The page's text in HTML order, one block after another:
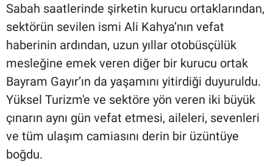
Sabah saatlerinde şirketin kurucu ortaklarından,
sektörün sevilen ismi Ali Kahya’nın vefat
haberinin ardından, uzun yıllar otobüsçülük
mesleğine emek veren diğer bir kurucu ortak
Bayram Gayır’ın da yaşamını yitirdiği duyuruldu.
Yüksel Turizm'e ve sektöre yön veren iki büyük
çınarın aynı gün vefat etmesi, aileleri, sevenleri
ve tüm ulaşım camiasını derin bir üzüntüye
boğdu.